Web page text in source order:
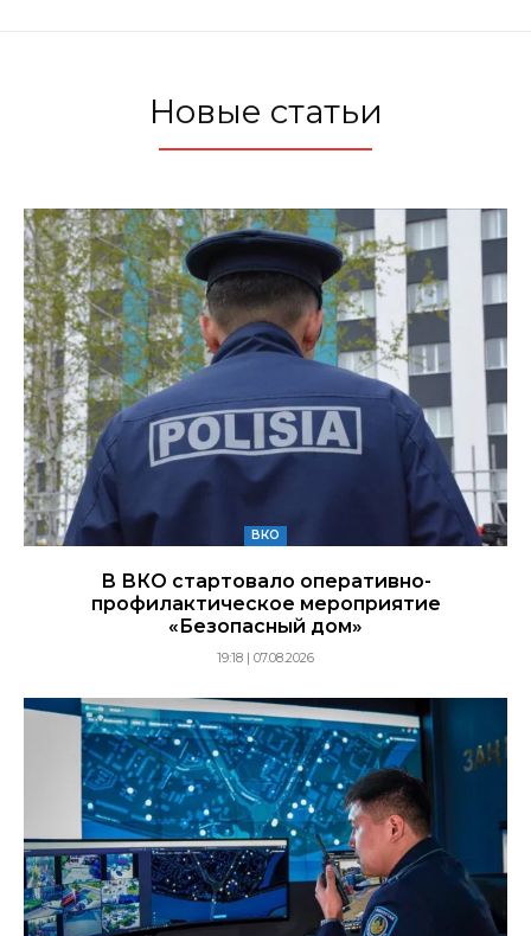
Новые статьи
ВКО
В ВКО стартовало оперативно-
профилактическое мероприятие
«Безопасный дом»
19:18 | 07.08.2026